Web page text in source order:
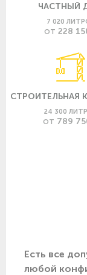
ЧАСТНЫЙ
7 020
ОТ 228
СТРОИТЕЛЬНАЯ
24 300
ОТ 789
Есть все
любой